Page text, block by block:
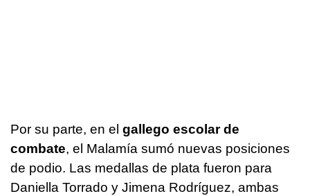
Por su parte, en el gallego escolar de
combate, el Malamía sumó nuevas posiciones
de podio. Las medallas de plata fueron para
Daniella Torrado y Jimena Rodríguez, ambas